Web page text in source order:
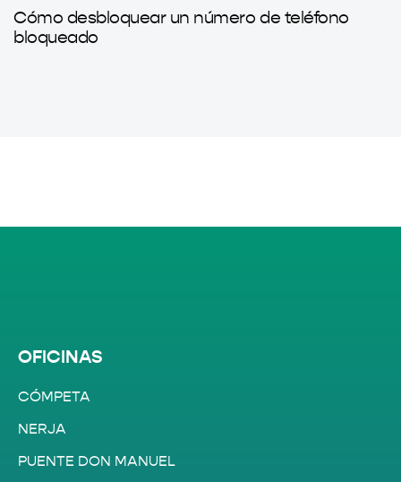
Cómo desbloquear un número de teléfono
bloqueado
OFICINAS
CÓMPETA
NERJA
PUENTE DON MANUEL